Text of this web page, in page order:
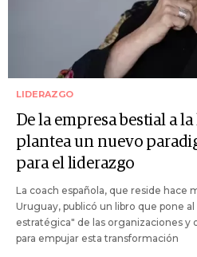
LIDERAZGO
De la empresa bestial a
plantea un nuevo
para el liderazgo
La coach española, que reside hace
Uruguay, publicó un libro que pone
estratégica" de las organizaciones y
para empujar esta transformación